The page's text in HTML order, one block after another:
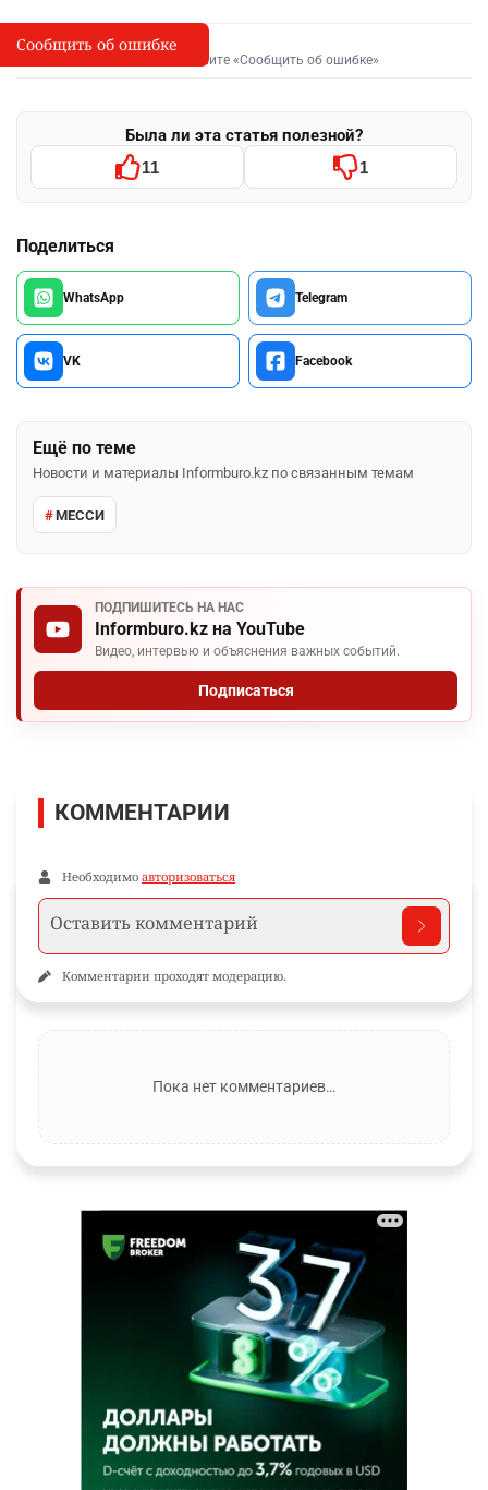
I
Сообщить об опечатке
Выделите фрагмент и нажмите «Сообщить об ошибке»
Была ли эта статья полезной?
11 1
Поделиться
WhatsApp Telegram
VK Facebook
Ещё по теме
Новости и материалы Informburo.kz по связанным темам
МЕССИ
ПОДПИШИТЕСЬ НА НАС
Informburo.kz на YouTube
Видео, интервью и объяснения важных событий.
Подписаться
Сообщить об ошибке
КОММЕНТАРИИ
Необходимо авторизоваться
Комментарии проходят модерацию.
Пока нет комментариев…